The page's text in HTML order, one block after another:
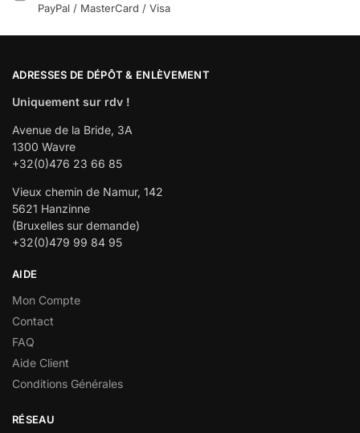
PayPal / MasterCard / Visa
ADRESSES DE DÉPÔT & ENLÈVEMENT
Uniquement sur rdv !
Avenue de la Bride, 3A
1300 Wavre
+32(0)476 23 66 85
Vieux chemin de Namur, 142
5621 Hanzinne
(Bruxelles sur demande)
+32(0)479 99 84 95
AIDE
Mon Compte
Contact
FAQ
Aide Client
Conditions Générales
RÉSEAU